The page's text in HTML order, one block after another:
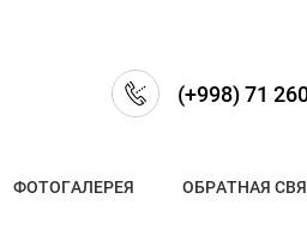
(+998) 71
ФОТОГАЛЕРЕЯ ОБРАТНАЯ